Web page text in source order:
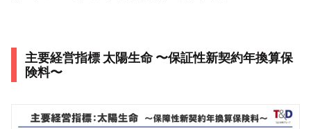
主要経営指標 太陽生命 〜保証性新契約年換算保
険料〜